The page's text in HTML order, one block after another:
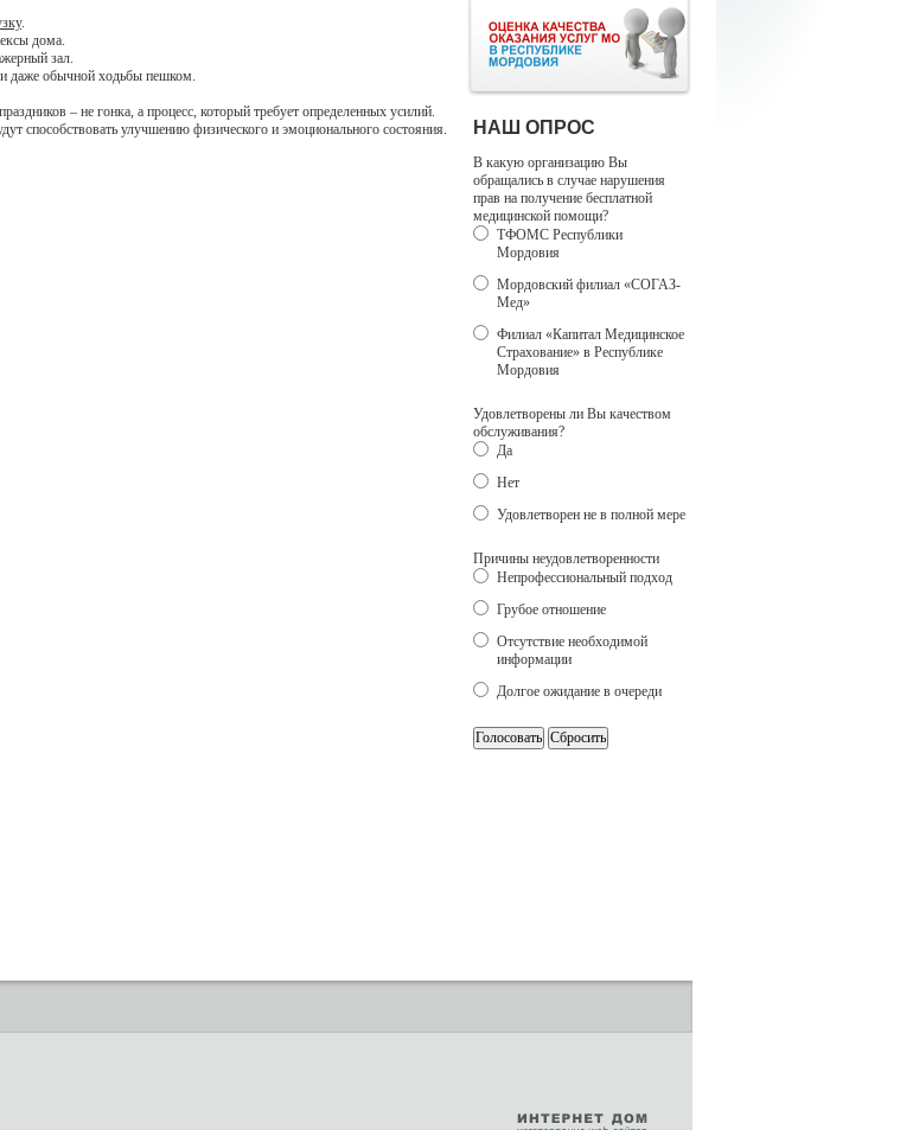
.
дома.
зал.
даже обычной ходьбы пешком.
– не гонка, а процесс, который требует определенных усилий.
способствовать улучшению физического и эмоционального состояния.
НАШ ОПРОС
В какую организацию Вы
обращались в случае нарушения
прав на получение бесплатной
медицинской помощи?
ТФОМС Республики
Мордовия
Мордовский филиал «СОГАЗ-
Мед»
Филиал «Капитал Медицинское
Страхование» в Республике
Мордовия
Удовлетворены ли Вы качеством
обслуживания?
Да
Нет
Удовлетворен не в полной мере
Причины неудовлетворенности
Непрофессиональный подход
Грубое отношение
Отсутствие необходимой
информации
Долгое ожидание в очереди